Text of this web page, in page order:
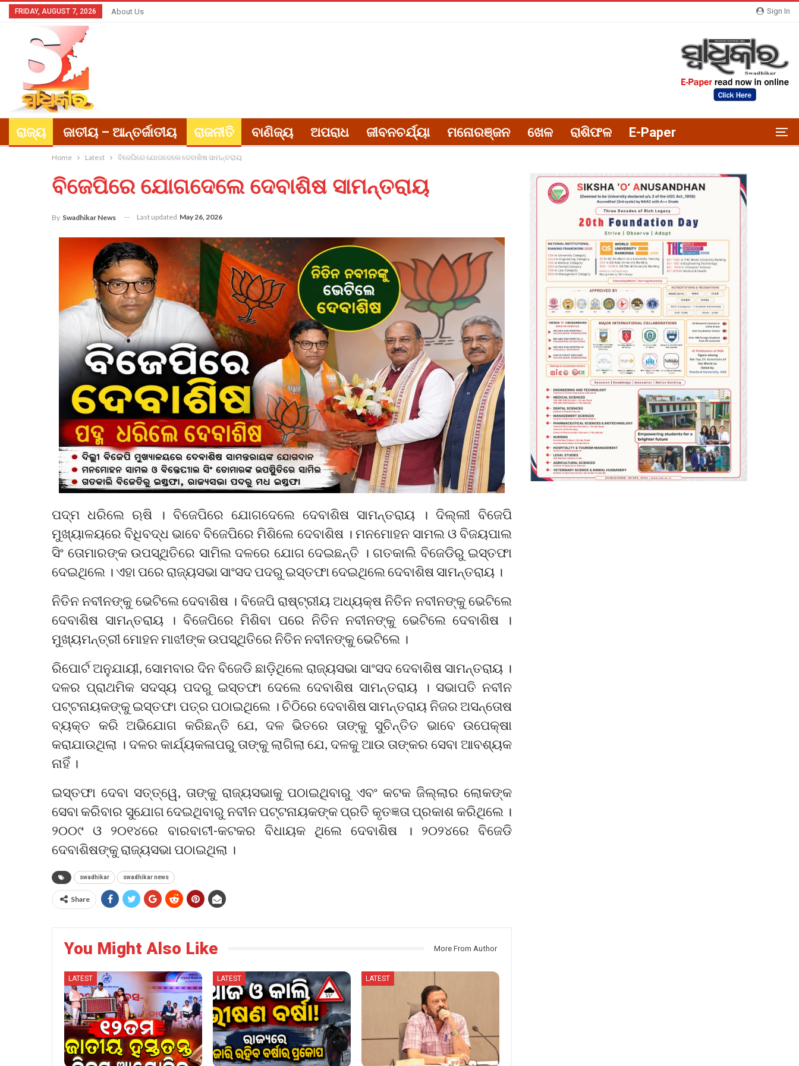
Sign In
FRIDAY, AUGUST 7, 2026 About Us
ରାଜ୍ୟ ଜାତୀୟ – ଆନ୍ତର୍ଜାତୀୟ ରାଜନୀତି ବାଣିଜ୍ୟ ଅପରାଧ ଜୀବନଚର୍ଯ୍ୟା ମନୋରଞ୍ଜନ ଖେଳ ରାଶିଫଳ E-Paper
Home Latest ବିଜେପିରେ ଯୋଗଦେଲେ ଦେବାଶିଷ ସାମନ୍ତରାୟ
ବିଜେପିରେ ଯୋଗଦେଲେ ଦେବାଶିଷ ସାମନ୍ତରାୟ
By Swadhikar News Last updated May 26, 2026
ପଦ୍ମ ଧରିଲେ ଋଷି । ବିଜେପିରେ ଯୋଗଦେଲେ ଦେବାଶିଷ ସାମନ୍ତରାୟ । ଦିଲ୍ଲୀ ବିଜେପି
ମୁଖ୍ୟାଳୟରେ ବିଧିବଦ୍ଧ ଭାବେ ବିଜେପିରେ ମିଶିଲେ ଦେବାଶିଷ । ମନମୋହନ ସାମଲ ଓ ବିଜୟପାଲ
ସିଂ ତୋମାରଙ୍କ ଉପସ୍ଥିତିରେ ସାମିଲ ଦଳରେ ଯୋଗ ଦେଇଛନ୍ତି । ଗତକାଲି ବିଜେଡିରୁ ଇସ୍ତଫା
ଦେଇଥିଲେ । ଏହା ପରେ ରାଜ୍ୟସଭା ସାଂସଦ ପଦରୁ ଇସ୍ତଫା ଦେଇଥିଲେ ଦେବାଶିଷ ସାମନ୍ତରାୟ ।
ନିତିନ ନବୀନଙ୍କୁ ଭେଟିଲେ ଦେବାଶିଷ । ବିଜେପି ରାଷ୍ଟ୍ରୀୟ ଅଧ୍ୟକ୍ଷ ନିତିନ ନବୀନଙ୍କୁ ଭେଟିଲେ
ଦେବାଶିଷ ସାମନ୍ତରାୟ । ବିଜେପିରେ ମିଶିବା ପରେ ନିତିନ ନବୀନଙ୍କୁ ଭେଟିଲେ ଦେବାଶିଷ ।
ମୁଖ୍ୟମନ୍ତ୍ରୀ ମୋହନ ମାଝୀଙ୍କ ଉପସ୍ଥିତିରେ ନିତିନ ନବୀନଙ୍କୁ ଭେଟିଲେ ।
ରିପୋର୍ଟ ଅନୁଯାୟୀ, ସୋମବାର ଦିନ ବିଜେଡି ଛାଡ଼ିଥିଲେ ରାଜ୍ୟସଭା ସାଂସଦ ଦେବାଶିଷ ସାମନ୍ତରାୟ ।
ଦଳର ପ୍ରାଥମିକ ସଦସ୍ୟ ପଦରୁ ଇସ୍ତଫା ଦେଲେ ଦେବାଶିଷ ସାମନ୍ତରାୟ । ସଭାପତି ନବୀନ
ପଟ୍ଟନାୟକଙ୍କୁ ଇସ୍ତଫା ପତ୍ର ପଠାଇଥିଲେ । ​ଚିଠିରେ ଦେବାଶିଷ ସାମନ୍ତରାୟ ନିଜର ଅସନ୍ତୋଷ
ବ୍ୟକ୍ତ କରି ଅଭିଯୋଗ କରିଛନ୍ତି ଯେ, ଦଳ ଭିତରେ ତାଙ୍କୁ ସୁଚିନ୍ତିତ ଭାବେ ଉପେକ୍ଷା
କରାଯାଉଥିଲା । ଦଳର କାର୍ଯ୍ୟକଳାପରୁ ତାଙ୍କୁ ଲାଗିଲା ଯେ, ଦଳକୁ ଆଉ ତାଙ୍କର ସେବା ଆବଶ୍ୟକ
ନାହିଁ ।
ଇସ୍ତଫା ଦେବା ସତ୍ତ୍ୱେ, ତାଙ୍କୁ ରାଜ୍ୟସଭାକୁ ପଠାଇଥିବାରୁ ଏବଂ କଟକ ଜିଲ୍ଲାର ଲୋକଙ୍କ
ସେବା କରିବାର ସୁଯୋଗ ଦେଇଥିବାରୁ ନବୀନ ପଟ୍ଟନାୟକଙ୍କ ପ୍ରତି କୃତଜ୍ଞତା ପ୍ରକାଶ କରିଥିଲେ ।
୨୦୦୯ ଓ ୨୦୧୪ରେ ବାରବାଟୀ-କଟକର ବିଧାୟକ ଥିଲେ ଦେବାଶିଷ । ୨୦୨୪ରେ ବିଜେଡି
ଦେବାଶିଷଙ୍କୁ ରାଜ୍ୟସଭା ପଠାଇଥିଲା ।
swadhikar swadhikar news
Share
You Might Also Like More From Author
LATEST LATEST LATEST